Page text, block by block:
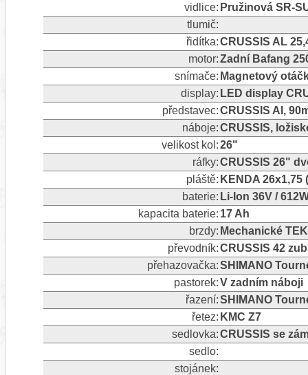
vidlice: Pružinová SR-
tlumič:
řidítka:CRUSSIS AL
motor:Zadní Bafang
snímače: Magnetový
display: LED display
představec:CRUSSIS Al,
náboje:CRUSSIS,
velikost kol:26"
ráfky:CRUSSIS 26"
pláště: KENDA 26x1,75
baterie: Li-Ion 36V /
kapacita baterie: 17 Ah
brzdy: Mechanické
převodník:CRUSSIS 42
přehazovačka:SHIMANO
pastorek:V zadním náboji
řazení:SHIMANO
řetez: KMC Z7
sedlovka:CRUSSIS se
sedlo:
stojánek: